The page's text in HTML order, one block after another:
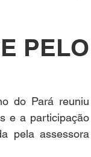
PELO
do Pará reuniu
e a participação
pela assessora